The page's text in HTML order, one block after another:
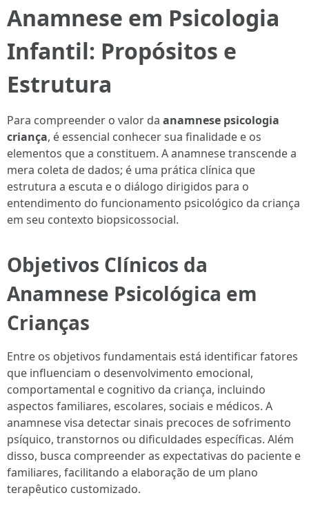
Anamnese em Psicologia
Infantil: Propósitos e
Estrutura
Para compreender o valor da anamnese psicologia
criança, é essencial conhecer sua finalidade e os
elementos que a constituem. A anamnese transcende a
mera coleta de dados; é uma prática clínica que
estrutura a escuta e o diálogo dirigidos para o
entendimento do funcionamento psicológico da criança
em seu contexto biopsicossocial.
Objetivos Clínicos da
Anamnese Psicológica em
Crianças
Entre os objetivos fundamentais está identificar fatores
que influenciam o desenvolvimento emocional,
comportamental e cognitivo da criança, incluindo
aspectos familiares, escolares, sociais e médicos. A
anamnese visa detectar sinais precoces de sofrimento
psíquico, transtornos ou dificuldades específicas. Além
disso, busca compreender as expectativas do paciente e
familiares, facilitando a elaboração de um plano
terapêutico customizado.